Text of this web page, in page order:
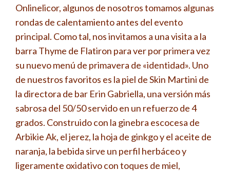
Onlinelicor, algunos de nosotros tomamos algunas
rondas de calentamiento antes del evento
principal. Como tal, nos invitamos a una visita a la
barra Thyme de Flatiron para ver por primera vez
su nuevo menú de primavera de «identidad». Uno
de nuestros favoritos es la piel de Skin Martini de
la directora de bar Erin Gabriella, una versión más
sabrosa del 50/50 servido en un refuerzo de 4
grados. Construido con la ginebra escocesa de
Arbikie Ak, el jerez, la hoja de ginkgo y el aceite de
naranja, la bebida sirve un perfil herbáceo y
ligeramente oxidativo con toques de miel,